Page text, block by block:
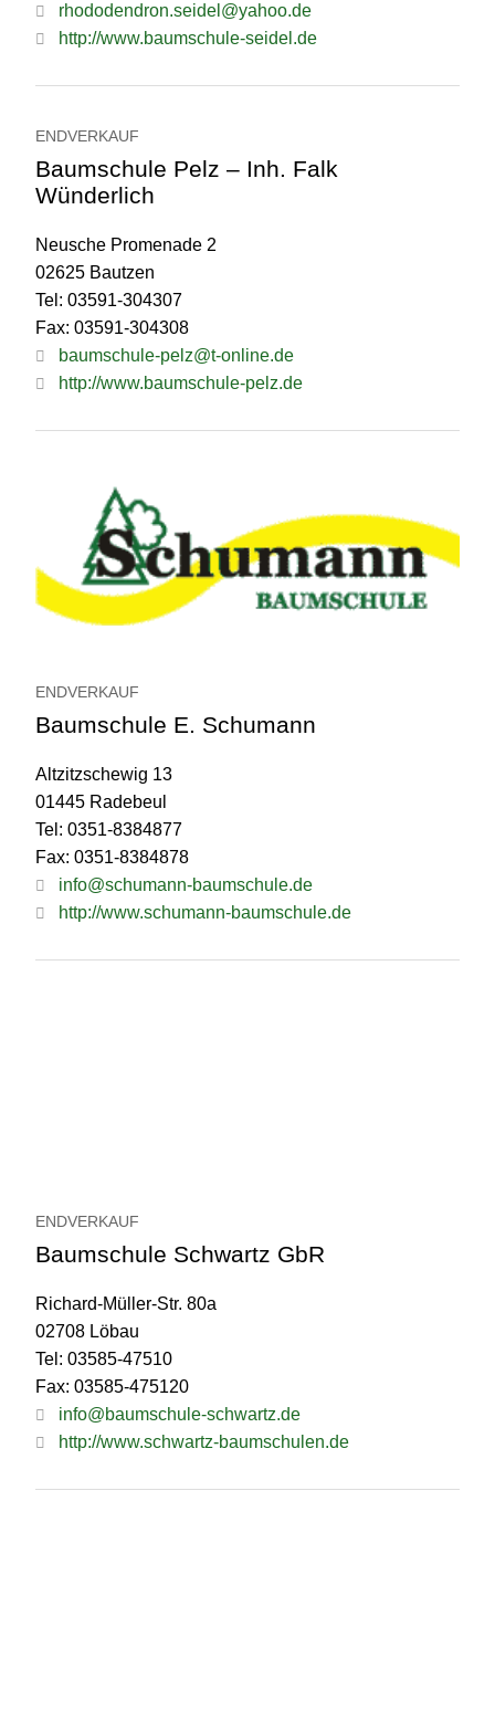
rhododendron.seidel@yahoo.de
http://www.baumschule-seidel.de
ENDVERKAUF
Baumschule Pelz – Inh. Falk
Wünderlich
Neusche Promenade 2
02625 Bautzen
Tel: 03591-304307
Fax: 03591-304308
baumschule-pelz@t-online.de
http://www.baumschule-pelz.de
ENDVERKAUF
Baumschule E. Schumann
Altzitzschewig 13
01445 Radebeul
Tel: 0351-8384877
Fax: 0351-8384878
info@schumann-baumschule.de
http://www.schumann-baumschule.de
ENDVERKAUF
Baumschule Schwartz GbR
Richard-Müller-Str. 80a
02708 Löbau
Tel: 03585-47510
Fax: 03585-475120
info@baumschule-schwartz.de
http://www.schwartz-baumschulen.de